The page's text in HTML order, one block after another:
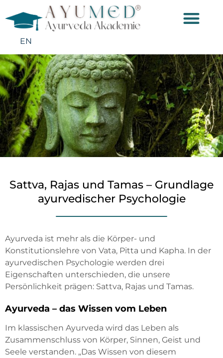
EN
Sattva, Rajas und Tamas – Grundlage
ayurvedischer Psychologie
Ayurveda ist mehr als die Körper- und
Konstitutionslehre von Vata, Pitta und Kapha. In der
ayurvedischen Psychologie werden drei
Eigenschaften unterschieden, die unsere
Persönlichkeit prägen: Sattva, Rajas und Tamas.
Ayurveda – das Wissen vom Leben
Im klassischen Ayurveda wird das Leben als
Zusammenschluss von Körper, Sinnen, Geist und
Seele verstanden. „Das Wissen von diesem